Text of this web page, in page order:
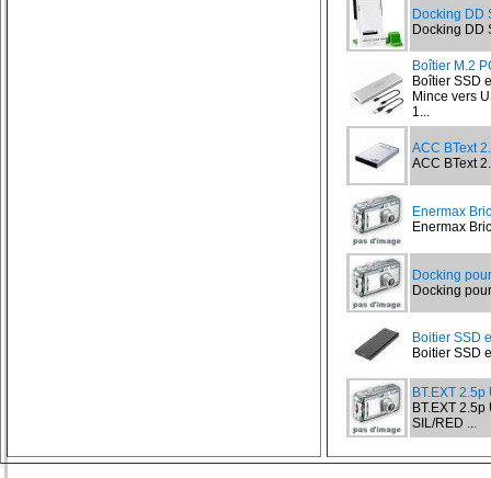
Docking DD
Docking DD
Boîtier M.2
Boîtier SSD
Mince vers
1...
ACC BText
ACC BText
Enermax
Enermax
Docking
Docking
Boitier SSD
Boitier SSD
BT.EXT
BT.EXT
SIL/RED ...